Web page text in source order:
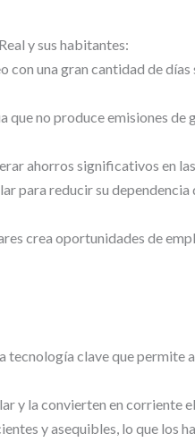
y sus habitantes:
una gran cantidad de
que no produce emisiones de
ahorros significativos en
para reducir su
crea oportunidades de
clave que permite
y la convierten en corriente
y asequibles, lo que los